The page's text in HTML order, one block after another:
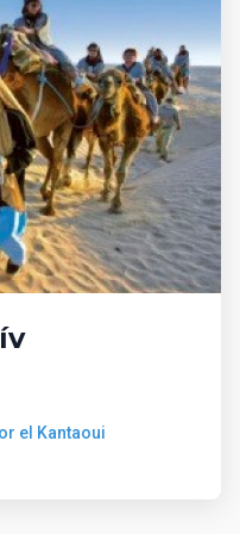
nagy része
és
az angolt
Cite Mahrajene – Tunis
el Kantaoui